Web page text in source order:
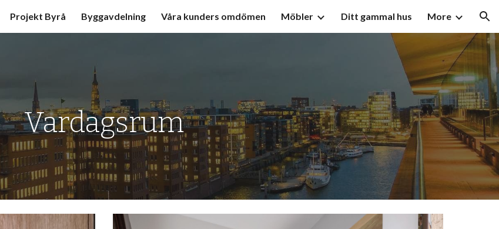
content Skip to navigation
Projekt Byrå Byggavdelning Våra kunders omdömen Möbler Ditt gammal hus More
Vardagsrum